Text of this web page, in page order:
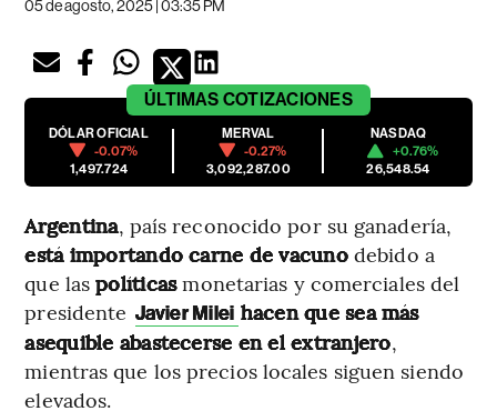
05 de agosto, 2025 | 03:35 PM
ÚLTIMAS COTIZACIONES
DÓLAR OFICIAL
-0.07%
1,497.724
MERVAL
-0.27%
3,092,287.00
NASDAQ
+0.76%
26,548.54
Argentina, país reconocido por su ganadería,
está importando carne de vacunodebido a
que laspolíticasmonetarias y comerciales del
presidente Javier Milei hacen que sea más
asequible abastecerse en el extranjero,
mientras que los precios locales siguen siendo
elevados.